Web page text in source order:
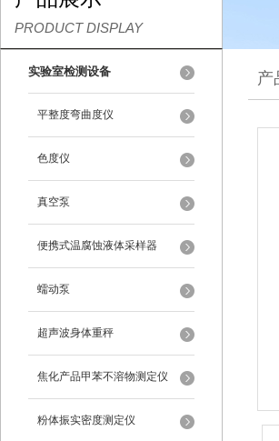
PRODUCT DISPLAY
实验室检测设备
平整度弯曲度仪
色度仪
真空泵
便携式温腐蚀液体采样器
蠕动泵
超声波身体重秤
焦化产品甲苯不溶物测定仪
粉体振实密度测定仪
产